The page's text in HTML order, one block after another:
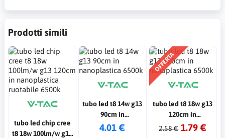
Prodotti simili
tubo led chip cree
t8 18w 100lm/w g13
tubo led t8 14w g13
90cm in
nanoplastica 6500k
4.01 €
OFFERTA
tubo led t8 18w g13
120cm in
nanoplastica 6500k
2.58 € 1.79 €